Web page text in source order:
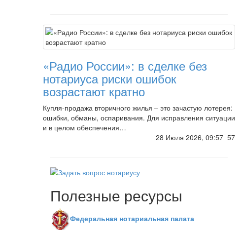
«Радио России»: в сделке без
нотариуса риски ошибок
возрастают кратно
Купля-продажа вторичного жилья – это зачастую лотерея:
ошибки, обманы, оспаривания. Для исправления ситуации
и в целом обеспечения…
28 Июля 2026, 09:57 57
Полезные ресурсы
Федеральная нотариальная палата